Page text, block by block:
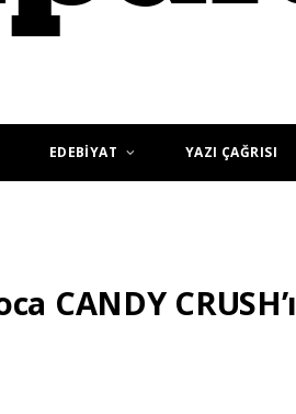
EDEBİYAT YAZI ÇAĞRISI
CANDY CRUSH’ı